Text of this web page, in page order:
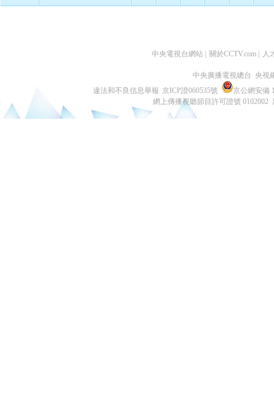
中央電視台網站 關於CCTV.com 人
中央廣播電視總台 央視
違法和不良信息舉報 京ICP證060535號
京公網安備
網上傳播視聽節目許可證號 0102002